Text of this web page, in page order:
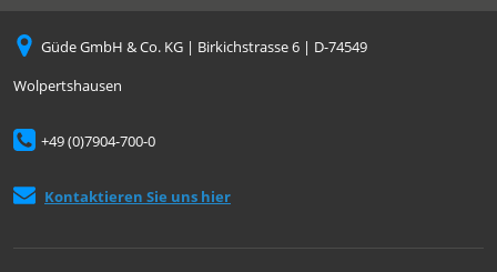
Güde GmbH & Co. KG | Birkichstrasse 6 | D-74549
Wolpertshausen
+49 (0)7904-700-0
Kontaktieren Sie uns hier